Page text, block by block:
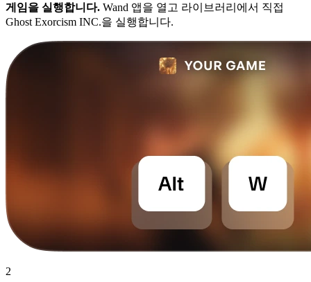
게임을 실행합니다. Wand 앱을 열고 라이브러리에서 직접
Ghost Exorcism INC.을 실행합니다.
2